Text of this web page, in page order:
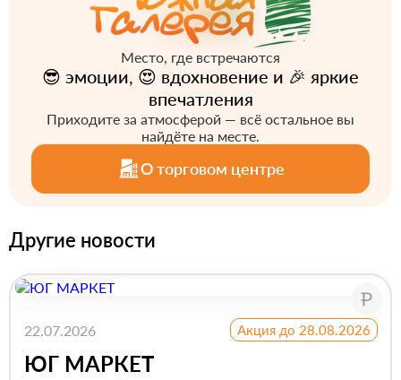
Место, где встречаются
😎 эмоции, 😍 вдохновение и 🎉 яркие
впечатления
Приходите за атмосферой — всё остальное вы
найдёте на месте.
О торговом центре
Другие новости
22.07.2026 Акция до 28.08.2026
ЮГ МАРКЕТ